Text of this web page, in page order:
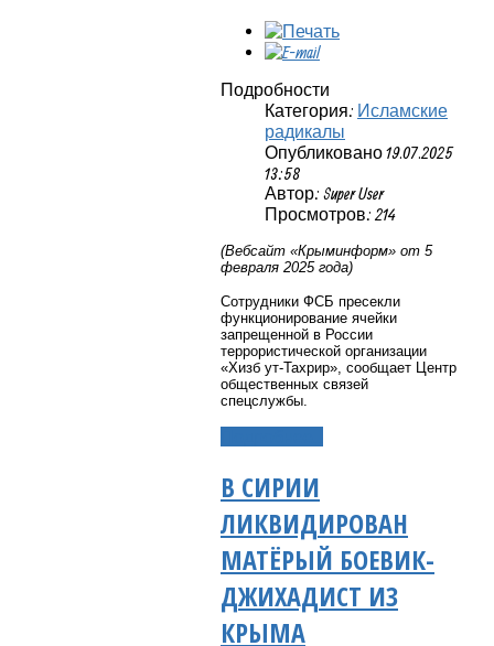
Подробности
Категория: Исламские
радикалы
Опубликовано 19.07.2025
13:58
Автор: Super User
Просмотров: 214
(Вебсайт «Крыминформ» от 5
февраля 2025 года)
Сотрудники ФСБ пресекли
функционирование ячейки
запрещенной в России
террористической организации
«Хизб ут-Тахрир», сообщает Центр
общественных связей
спецслужбы.
В СИРИИ
ЛИКВИДИРОВАН
МАТЁРЫЙ БОЕВИК-
ДЖИХАДИСТ ИЗ
КРЫМА